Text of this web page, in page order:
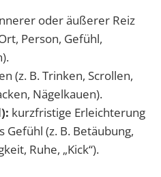
oder äußerer Reiz
Person, Gefühl,
(z. B. Trinken, Scrollen,
Nägelkauen).
kurzfristige Erleichterung
(z. B. Betäubung,
Ruhe, „Kick“).